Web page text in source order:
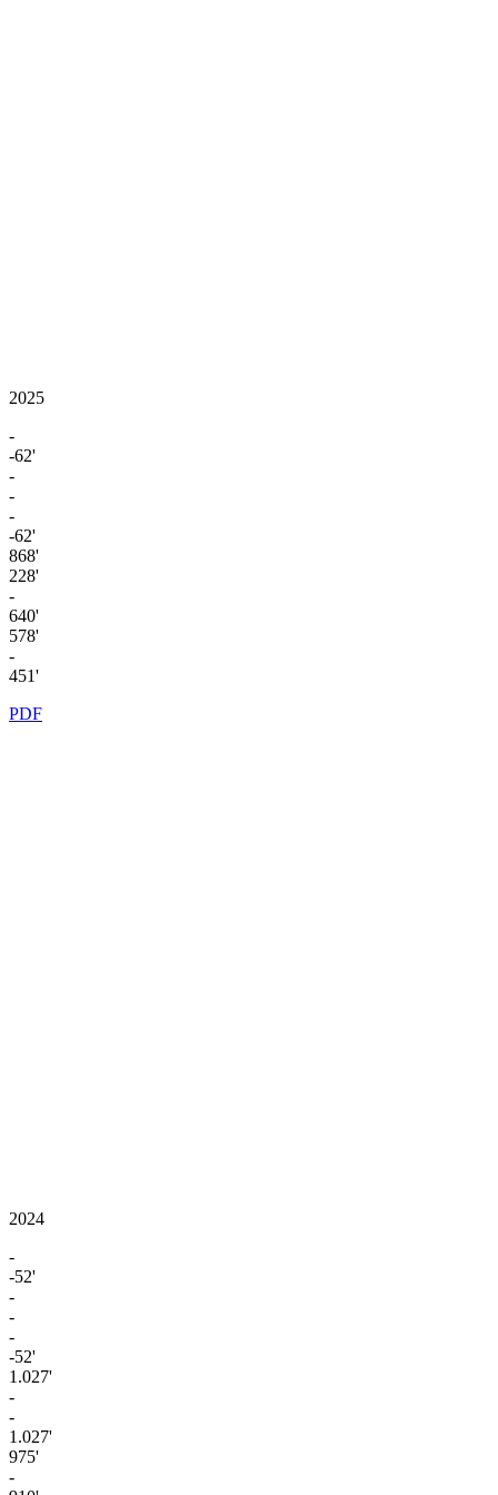
2025
-
-62'
-
-
-
-62'
868'
228'
-
640'
578'
-
451'
PDF
2024
-
-52'
-
-
-
-52'
1.027'
-
-
1.027'
975'
-